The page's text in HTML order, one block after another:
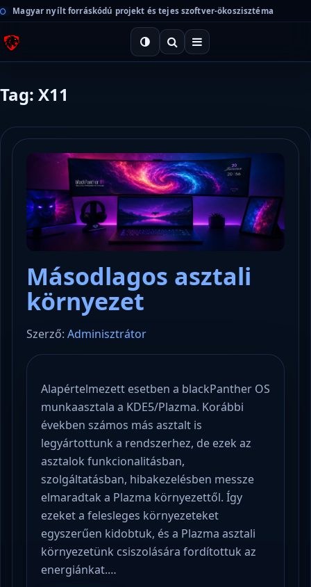
Magyar nyílt forráskódú projekt és tejes szoftver-ökoszisztéma
Tag: X11
Másodlagos asztali
környezet
Szerző: Adminisztrátor
Alapértelmezett esetben a blackPanther OS
munkaasztala a KDE5/Plazma. Korábbi
években számos más asztalt is
legyártottunk a rendszerhez, de ezek az
asztalok funkcionalitásban,
szolgáltatásban, hibakezelésben messze
elmaradtak a Plazma környezettől. Így
ezeket a felesleges környezeteket
egyszerűen kidobtuk, és a Plazma asztali
környezetünk csiszolására fordítottuk az
energiánkat.…